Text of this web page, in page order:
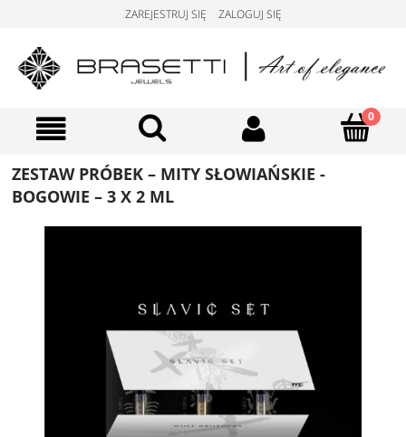
ZAREJESTRUJ SIĘ ZALOGUJ SIĘ
ZESTAW PRÓBEK – MITY SŁOWIAŃSKIE -
BOGOWIE – 3 X 2 ML